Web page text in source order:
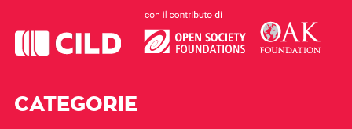
CATEGORIE